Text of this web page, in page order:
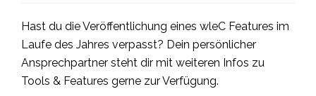
Hast du die Veröffentlichung eines wleC Features im
Laufe des Jahres verpasst? Dein persönlicher
Ansprechpartner steht dir mit weiteren Infos zu
Tools & Features gerne zur Verfügung.